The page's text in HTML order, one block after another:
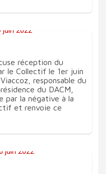
réception du
le Collectif le 1er juin
responsable du
du DACM,
par la négative à la
et renvoie ce